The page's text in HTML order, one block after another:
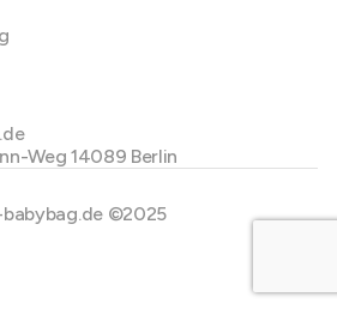
Weg 14089 Berlin
©2025